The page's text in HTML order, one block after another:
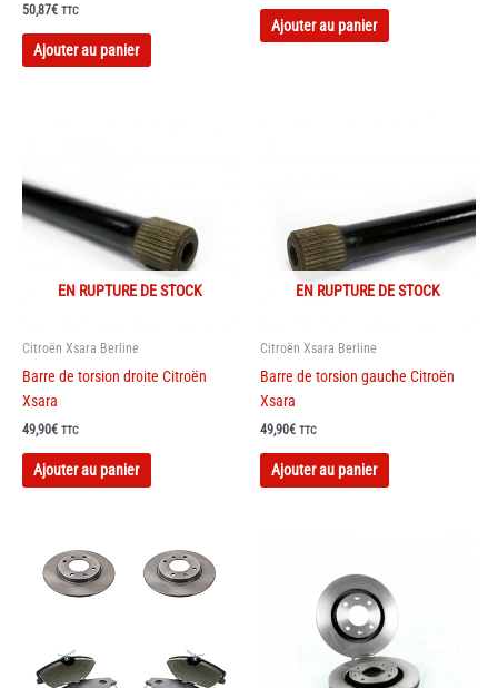
50,87€ TTC
Ajouter au panier
Ajouter au panier
Ce
produit
être
choisies
sur
la
EN RUPTURE DE STOCK
Citroën Xsara Berline
Barre de torsion droite Citroën
Xsara
49,90€ TTC
Ajouter au panier
Ce
variations.
Les
options
choisies
EN RUPTURE DE STOCK
Citroën Xsara Berline
Barre de torsion gauche Citroën
Xsara
49,90€ TTC
Ajouter au panier
Ce
options
peuvent
choisies